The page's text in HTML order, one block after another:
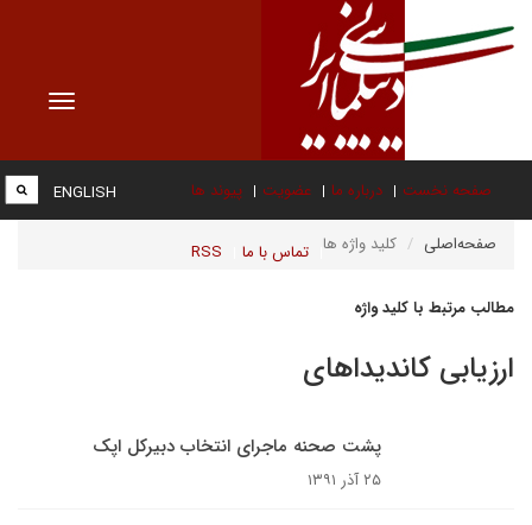
Toggle
صفحه نخست درباره ما عضویت پیوند ها
تماس با ما RSS
ENGLISH
صفحه‌اصلی کلید واژه ها
مطالب مرتبط با کلید واژه
ارزیابی کاندیداهای
پشت صحنه ماجرای انتخاب دبیرکل اپک
۲۵ آذر ۱۳۹۱